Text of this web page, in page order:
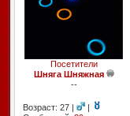
Посетители
Шняга Шняжная
--
Возраст: 27 |
|